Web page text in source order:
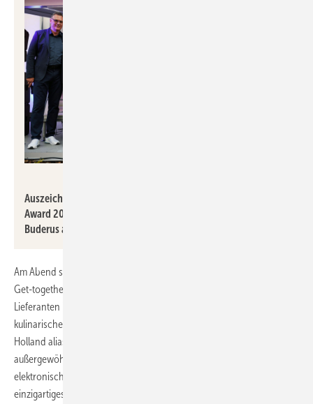
Auszeichnung für starke Partnerschaften: Beim Best Partner
Award 2026 belegte HSK den ersten Platz, gefolgt von
Buderus auf Platz zwei und Maincor auf Platz drei.
Am Abend stand das gemeinsame Networking im Mittelpunkt. Beim
Get-together am SHK-Campus kamen Mitglieder, Partner und
Lieferanten in entspannter Atmosphäre zusammen. Neben
kulinarischen Highlights sorgte vor allem der Live-Auftritt von Jonas
Holland alias „AfterCooking“ für Begeisterung. Mit seiner
außergewöhnlichen Performance aus selbstgebauten Instrumenten,
elektronischen Elementen und kreativer Klangkunst schuf er ein
einzigartiges Erlebnis und machte den Abend zu einem besonderen